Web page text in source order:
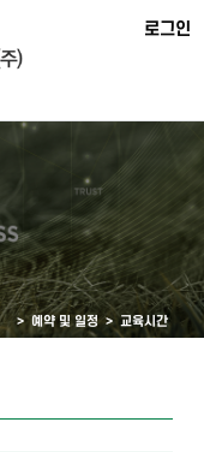
로그인
> 예약 및 일정 >교육시간